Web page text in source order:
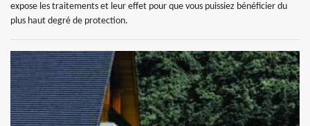
expose les traitements et leur effet pour que vous puissiez bénéficier du
plus haut degré de protection.